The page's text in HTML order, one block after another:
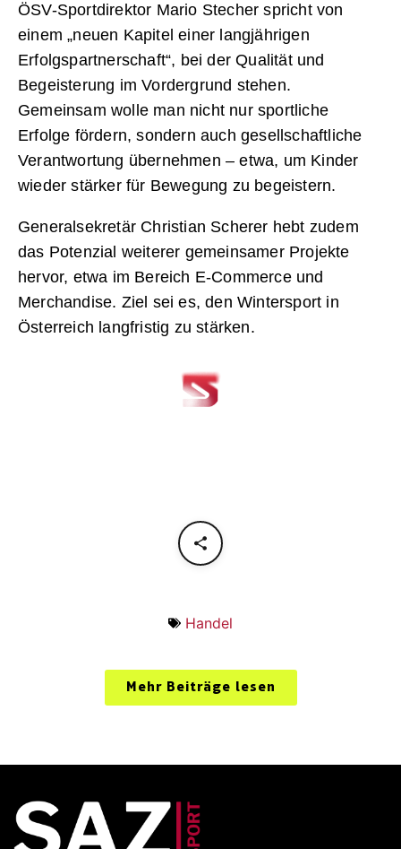
ÖSV-Sportdirektor Mario Stecher spricht von
einem „neuen Kapitel einer langjährigen
Erfolgspartnerschaft“, bei der Qualität und
Begeisterung im Vordergrund stehen.
Gemeinsam wolle man nicht nur sportliche
Erfolge fördern, sondern auch gesellschaftliche
Verantwortung übernehmen – etwa, um Kinder
wieder stärker für Bewegung zu begeistern.
Generalsekretär Christian Scherer hebt zudem
das Potenzial weiterer gemeinsamer Projekte
hervor, etwa im Bereich E-Commerce und
Merchandise. Ziel sei es, den Wintersport in
Österreich langfristig zu stärken.
Handel
Mehr Beiträge lesen